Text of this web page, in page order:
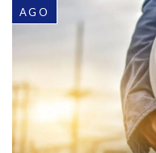
AGO